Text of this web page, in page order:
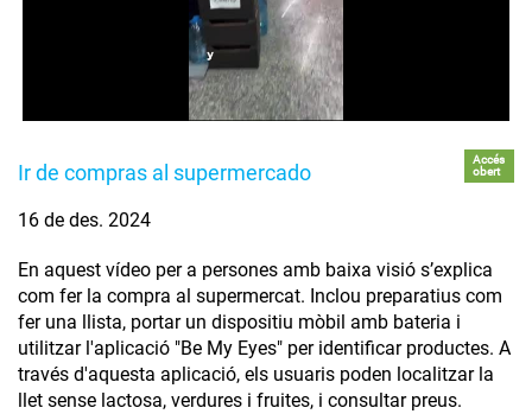
Ir de compras al supermercado
Accés
obert
16 de des. 2024
En aquest vídeo per a persones amb baixa visió s’explica
com fer la compra al supermercat. Inclou preparatius com
fer una llista, portar un dispositiu mòbil amb bateria i
utilitzar l'aplicació "Be My Eyes" per identificar productes. A
través d'aquesta aplicació, els usuaris poden localitzar la
llet sense lactosa, verdures i fruites, i consultar preus.